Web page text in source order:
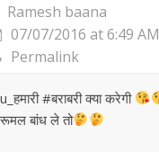
Ramesh baana
07/07/2016 at 6:49 AM
Permalink
#बराबरी क्या करेगी
बांध ले तो